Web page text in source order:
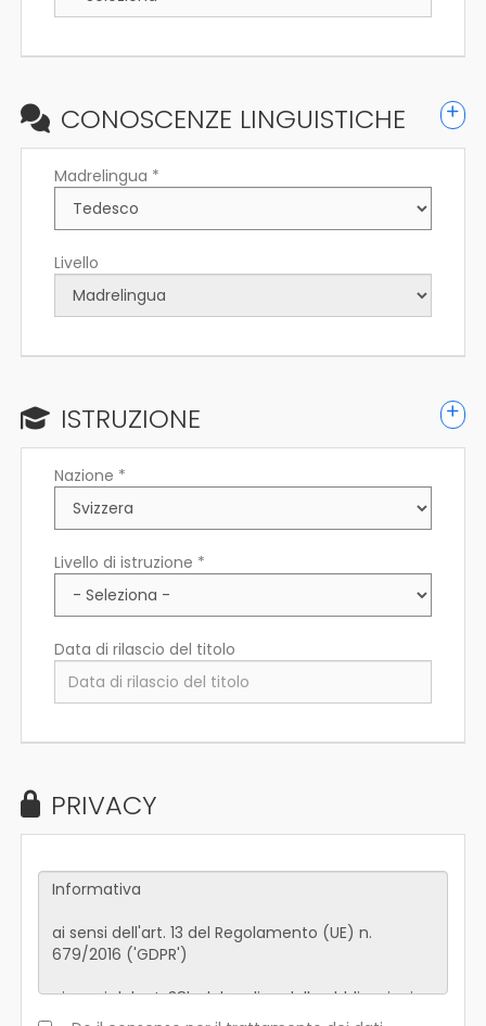
CONOSCENZE LINGUISTICHE
Madrelingua *
Livello
ISTRUZIONE
Nazione *
Livello di istruzione *
Data di rilascio del titolo
PRIVACY